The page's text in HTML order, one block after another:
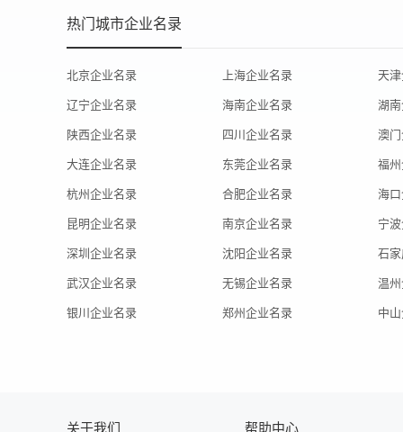
热门城市企业名录
北京企业名录 上海企业名录 天
辽宁企业名录 海南企业名录 湖
陕西企业名录 四川企业名录 澳
大连企业名录 东莞企业名录 福
杭州企业名录 合肥企业名录 海
昆明企业名录 南京企业名录 宁
深圳企业名录 沈阳企业名录 石
武汉企业名录 无锡企业名录 温
银川企业名录 郑州企业名录 中
关于我们 帮助中心